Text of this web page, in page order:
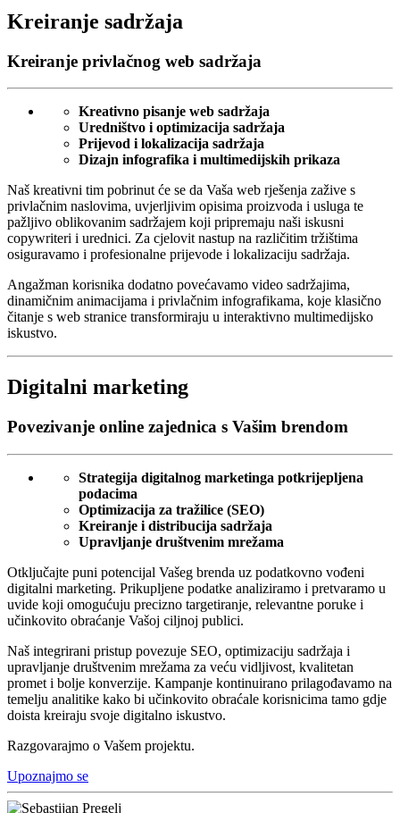
Kreiranje sadržaja
Kreiranje privlačnog web sadržaja
Kreativno pisanje web sadržaja
Uredništvo i optimizacija sadržaja
Prijevod i lokalizacija sadržaja
Dizajn infografika i multimedijskih prikaza
Naš kreativni tim pobrinut će se da Vaša web rješenja zažive s
privlačnim naslovima, uvjerljivim opisima proizvoda i usluga te
pažljivo oblikovanim sadržajem koji pripremaju naši iskusni
copywriteri i urednici. Za cjelovit nastup na različitim tržištima
osiguravamo i profesionalne prijevode i lokalizaciju sadržaja.
Angažman korisnika dodatno povećavamo video sadržajima,
dinamičnim animacijama i privlačnim infografikama, koje klasično
čitanje s web stranice transformiraju u interaktivno multimedijsko
iskustvo.
Digitalni marketing
Povezivanje online zajednica s Vašim brendom
Strategija digitalnog marketinga potkrijepljena
podacima
Optimizacija za tražilice (SEO)
Kreiranje i distribucija sadržaja
Upravljanje društvenim mrežama
Otključajte puni potencijal Vašeg brenda uz podatkovno vođeni
digitalni marketing. Prikupljene podatke analiziramo i pretvaramo u
uvide koji omogućuju precizno targetiranje, relevantne poruke i
učinkovito obraćanje Vašoj ciljnoj publici.
Naš integrirani pristup povezuje SEO, optimizaciju sadržaja i
upravljanje društvenim mrežama za veću vidljivost, kvalitetan
promet i bolje konverzije. Kampanje kontinuirano prilagođavamo na
temelju analitike kako bi učinkovito obraćale korisnicima tamo gdje
doista kreiraju svoje digitalno iskustvo.
Razgovarajmo o Vašem projektu.
Upoznajmo se